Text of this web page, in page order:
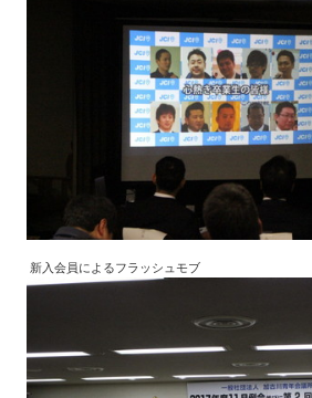
新入会員によるフラッシュモブ